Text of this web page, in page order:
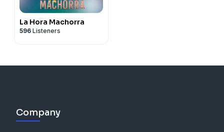
La Hora Machorra
596 Listeners
Company